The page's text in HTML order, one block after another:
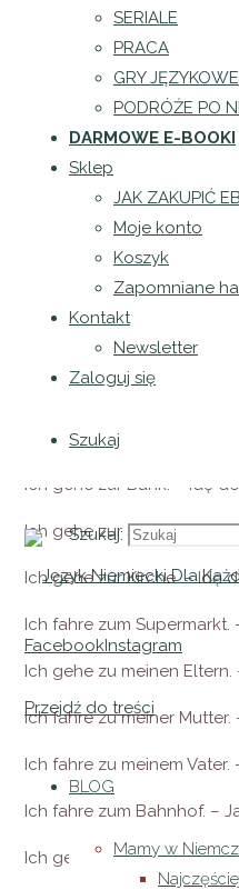
SERIALE
PRACA
GRY JĘZYKOWE
PODRÓŻE PO
DARMOWE E-BOOKI
Sklep
JAK ZAKUPIĆ
Moje konto
Koszyk
Zapomniane
Kontakt
Newsletter
Zaloguj się
Szukaj
Szukaj:
FacebookInstagram
Przejdź do treści
BLOG
Mamy w
Przyimka „zu” używa się
miejsca, sposobu i celu.
der – dem
das – dem
die – den + n dopisywane
Przykłady:
Ich gehe zu Olaf. – Idę do
Ich gehe zur Post. – Idę na
Ich gehe zur Bank. – Idę
Ich gehe zur Schule. – Idę
Ich gehe zur Kirche. – Idę
Ich fahre zum
Ich gehe zu meinen
Ich fahre zu meiner
Ich fahre zu meinem
Ich fahre zum Bahnhof. –
Ich gehe zum Arzt. – – Idę